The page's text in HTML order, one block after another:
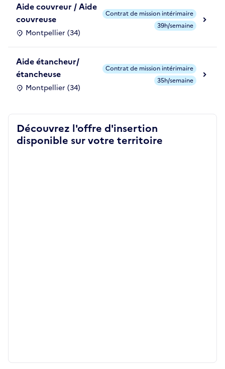
Aide couvreur / Aide
couvreuse
Montpellier (34)
Contrat de mission intérimaire
39h/semaine
Aide étancheur/
étancheuse
Montpellier (34)
Contrat de mission intérimaire
35h/semaine
Découvrez l'offre d'insertion
disponible sur votre territoire